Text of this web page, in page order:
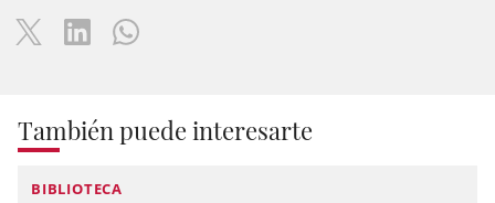
También puede interesarte
BIBLIOTECA